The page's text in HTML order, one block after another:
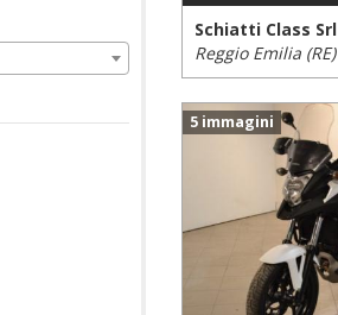
Schiatti Class Srl
Reggio Emilia (RE)
5 immagini